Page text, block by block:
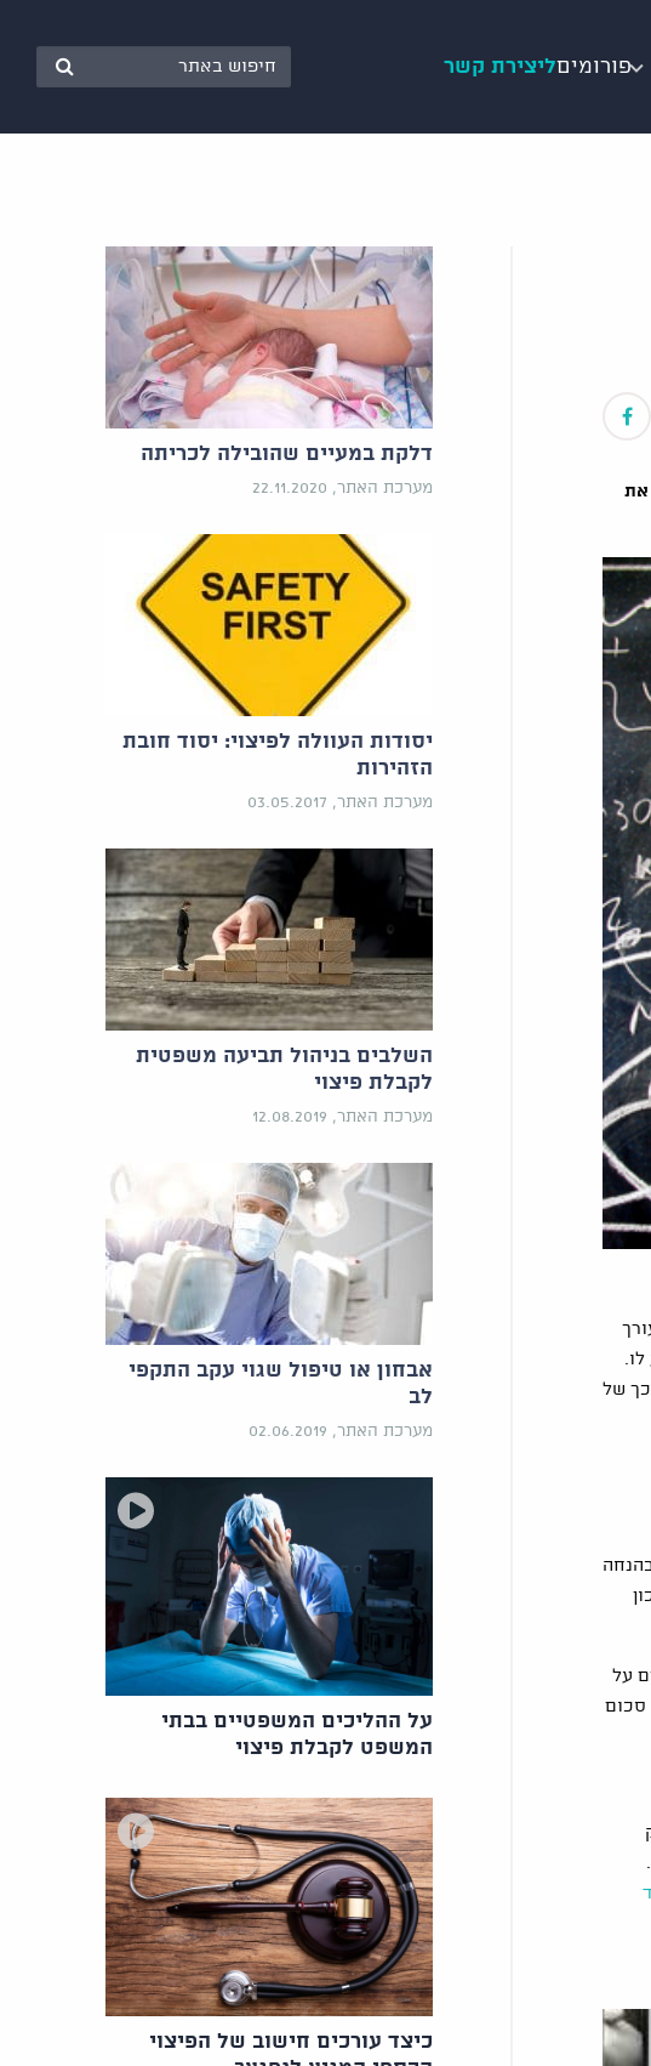
פורומיםליצירת קשר
את
של
על
סכום
דלקת במעיים שהובילה לכריתה
מערכת האתר, 22.11.2020
יסודות העוולה לפיצוי: יסוד חובת
הזהירות
מערכת האתר, 03.05.2017
השלבים בניהול תביעה משפטית
לקבלת פיצוי
מערכת האתר, 12.08.2019
אבחון או טיפול שגוי עקב התקפי
לב
מערכת האתר, 02.06.2019
על ההליכים המשפטיים בבתי
המשפט לקבלת פיצוי
כיצד עורכים חישוב של הפיצוי